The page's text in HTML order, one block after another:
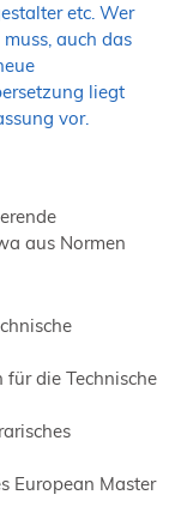
etc. Wer
auch das
liegt
vor.
aus Normen
für die Technische
European Master